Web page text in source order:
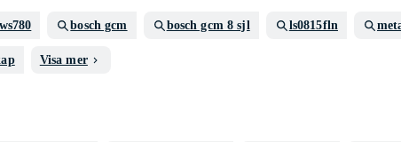
bosch gcm bosch gcm 8 sjl ls0815fln
Visa mer